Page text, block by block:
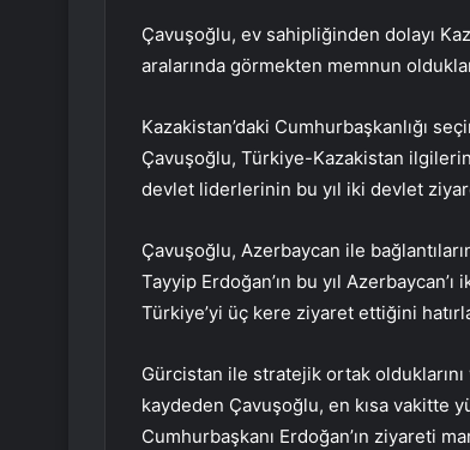
Çavuşoğlu, ev sahipliğinden dolayı
aralarında görmekten memnun
Kazakistan’daki Cumhurbaşkanlığı
Çavuşoğlu, Türkiye-Kazakistan
devlet liderlerinin bu yıl iki devlet
Çavuşoğlu, Azerbaycan ile
Tayyip Erdoğan’ın bu yıl
Türkiye’yi üç kere ziyaret ettiğini
Gürcistan ile stratejik ortak
kaydeden Çavuşoğlu, en kısa vakitte
Cumhurbaşkanı Erdoğan’ın ziyareti